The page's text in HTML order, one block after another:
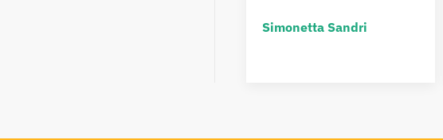
Simonetta Sandri